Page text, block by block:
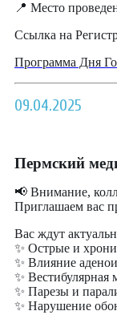
📍 Место
Ссылка на
Программа Дня
09.04.2025
Пермский
📢 Внимание,
Приглашаем вас
Вас ждут
✨ Острые и
✨ Влияние
✨
✨ Парезы и
✨ Нарушение